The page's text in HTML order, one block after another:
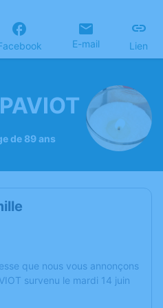
E-mail Lien
de 89 ans
que nous vous annonçons
survenu le mardi 14 juin